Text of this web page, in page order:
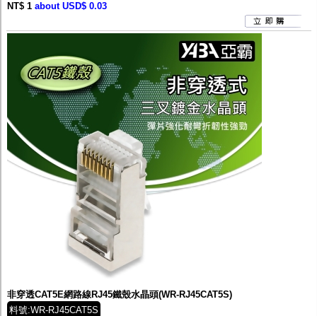
NT$ 1 about USD$ 0.03
非穿透CAT5E網路線RJ45鐵殼水晶頭(WR-RJ45CAT5S)
料號:WR-RJ45CAT5S